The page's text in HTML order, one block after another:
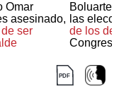
Omar
asesinado,
ser
Boluarte
las
de los
Congreso